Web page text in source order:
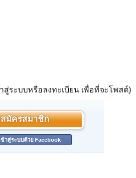
สู่ระบบหรือลงทะเบียน เพื่อที่จะโพสต์)
สมัครสมาชิก
ข้าสู่ระบบด้วย Facebook